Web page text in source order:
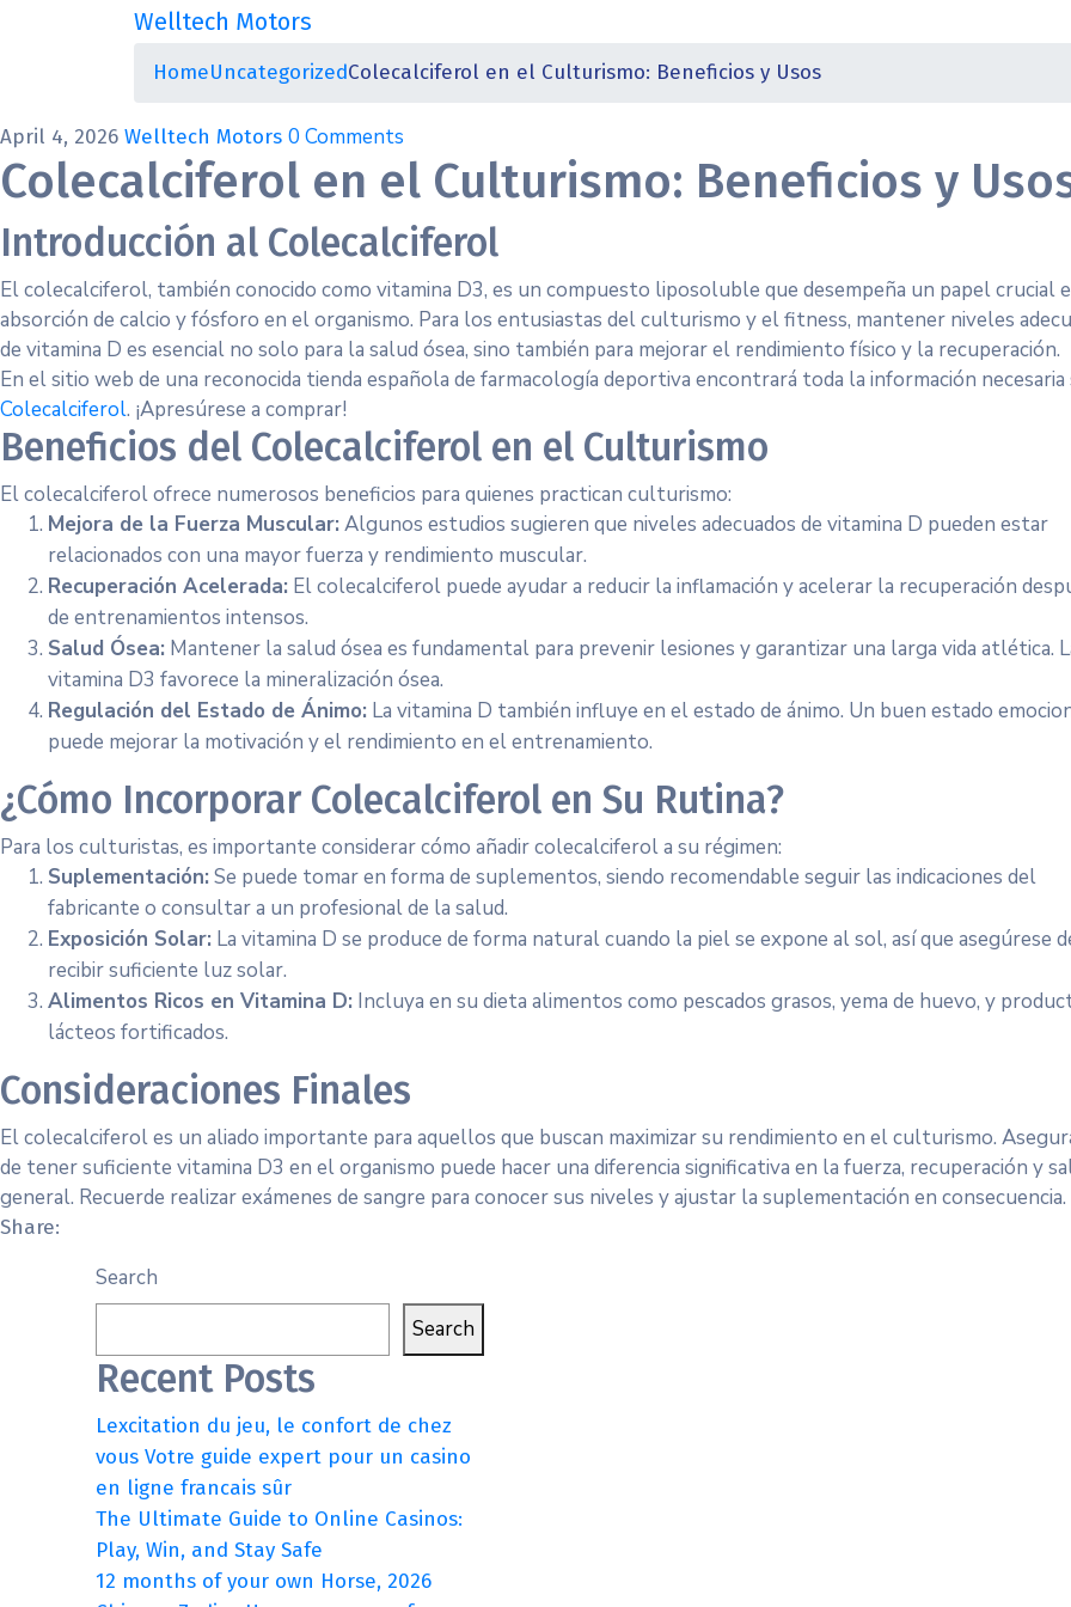
Welltech Motors
HomeUncategorizedColecalciferol en el Culturismo: Beneficios y Usos
April 4, 2026 Welltech Motors 0 Comments
Colecalciferol en el Culturismo: Beneficios y
Introducción al Colecalciferol
El colecalciferol, también conocido como vitamina D3, es un compuesto liposoluble que desempeña un papel crucial
absorción de calcio y fósforo en el organismo. Para los entusiastas del culturismo y el fitness, mantener niveles
de vitamina D es esencial no solo para la salud ósea, sino también para mejorar el rendimiento físico y la recuperación.
En el sitio web de una reconocida tienda española de farmacología deportiva encontrará toda la información necesaria
Colecalciferol. ¡Apresúrese a comprar!
Beneficios del Colecalciferol en el Culturismo
El colecalciferol ofrece numerosos beneficios para quienes practican culturismo:
Mejora de la Fuerza Muscular: Algunos estudios sugieren que niveles adecuados de vitamina D pueden estar
relacionados con una mayor fuerza y rendimiento muscular.
Recuperación Acelerada: El colecalciferol puede ayudar a reducir la inflamación y acelerar la recuperación
de entrenamientos intensos.
Salud Ósea: Mantener la salud ósea es fundamental para prevenir lesiones y garantizar una larga vida atlética.
vitamina D3 favorece la mineralización ósea.
Regulación del Estado de Ánimo: La vitamina D también influye en el estado de ánimo. Un buen estado
puede mejorar la motivación y el rendimiento en el entrenamiento.
¿Cómo Incorporar Colecalciferol en Su Rutina?
Para los culturistas, es importante considerar cómo añadir colecalciferol a su régimen:
Suplementación: Se puede tomar en forma de suplementos, siendo recomendable seguir las indicaciones del
fabricante o consultar a un profesional de la salud.
Exposición Solar: La vitamina D se produce de forma natural cuando la piel se expone al sol, así que asegúrese
recibir suficiente luz solar.
Alimentos Ricos en Vitamina D: Incluya en su dieta alimentos como pescados grasos, yema de huevo, y
lácteos fortificados.
Consideraciones Finales
El colecalciferol es un aliado importante para aquellos que buscan maximizar su rendimiento en el culturismo.
de tener suficiente vitamina D3 en el organismo puede hacer una diferencia significativa en la fuerza, recuperación y
general. Recuerde realizar exámenes de sangre para conocer sus niveles y ajustar la suplementación en consecuencia.
Share:
Search
Search
Recent Posts
Lexcitation du jeu, le confort de chez
vous Votre guide expert pour un casino
en ligne francais sûr
The Ultimate Guide to Online Casinos:
Play, Win, and Stay Safe
12 months of your own Horse, 2026